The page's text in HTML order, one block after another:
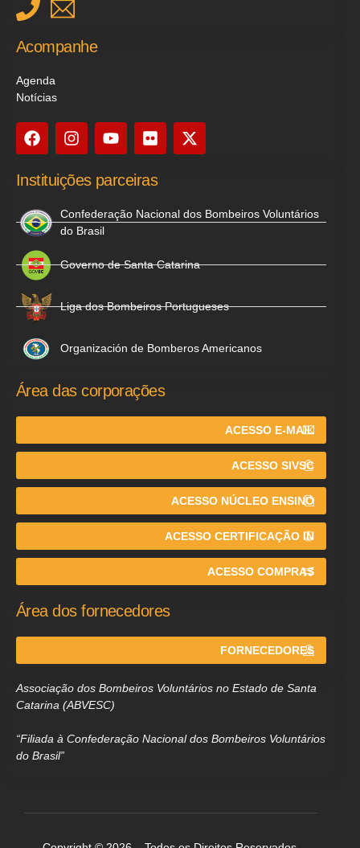
Acompanhe
Agenda
Notícias
Instituições parceiras
Confederação Nacional dos Bombeiros Voluntários
do Brasil
Governo de Santa Catarina
Liga dos Bombeiros Portugueses
Organización de Bomberos Americanos
Área das corporações
ACESSO E-MAIL
ACESSO SIVSC
ACESSO NÚCLEO ENSINO
ACESSO CERTIFICAÇÃO IN
ACESSO COMPRAS
Área dos fornecedores
FORNECEDORES
Associação dos Bombeiros Voluntários no Estado de Santa
Catarina (ABVESC)
“Filiada à Confederação Nacional dos Bombeiros Voluntários
do Brasil”